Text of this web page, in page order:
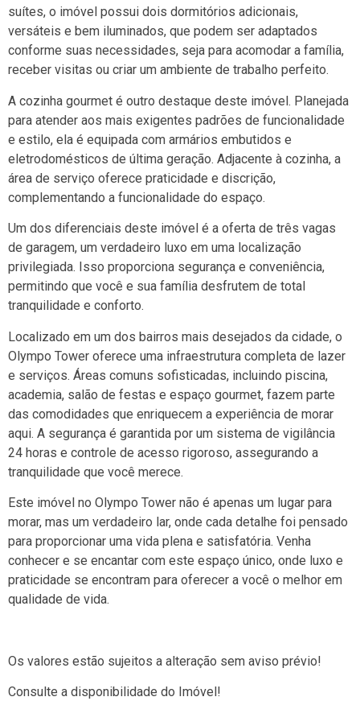
suítes, o imóvel possui dois dormitórios adicionais,
versáteis e bem iluminados, que podem ser adaptados
conforme suas necessidades, seja para acomodar a família,
receber visitas ou criar um ambiente de trabalho perfeito.
A cozinha gourmet é outro destaque deste imóvel. Planejada
para atender aos mais exigentes padrões de funcionalidade
e estilo, ela é equipada com armários embutidos e
eletrodomésticos de última geração. Adjacente à cozinha, a
área de serviço oferece praticidade e discrição,
complementando a funcionalidade do espaço.
Um dos diferenciais deste imóvel é a oferta de três vagas
de garagem, um verdadeiro luxo em uma localização
privilegiada. Isso proporciona segurança e conveniência,
permitindo que você e sua família desfrutem de total
tranquilidade e conforto.
Localizado em um dos bairros mais desejados da cidade, o
Olympo Tower oferece uma infraestrutura completa de lazer
e serviços. Áreas comuns sofisticadas, incluindo piscina,
academia, salão de festas e espaço gourmet, fazem parte
das comodidades que enriquecem a experiência de morar
aqui. A segurança é garantida por um sistema de vigilância
24 horas e controle de acesso rigoroso, assegurando a
tranquilidade que você merece.
Este imóvel no Olympo Tower não é apenas um lugar para
morar, mas um verdadeiro lar, onde cada detalhe foi pensado
para proporcionar uma vida plena e satisfatória. Venha
conhecer e se encantar com este espaço único, onde luxo e
praticidade se encontram para oferecer a você o melhor em
qualidade de vida.
Os valores estão sujeitos a alteração sem aviso prévio!
Consulte a disponibilidade do Imóvel!